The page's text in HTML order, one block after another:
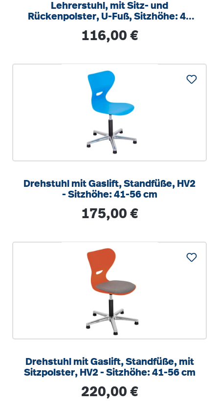
Lehrerstuhl, mit Sitz- und
Rückenpolster, U-Fuß, Sitzhöhe: 46
Regulärer Preis:
116,00 €
Drehstuhl mit Gaslift, Standfüße, HV2
- Sitzhöhe: 41-56 cm
Regulärer Preis:
175,00 €
Drehstuhl mit Gaslift, Standfüße, mit
Sitzpolster, HV2 - Sitzhöhe: 41-56 cm
Regulärer Preis:
220,00 €